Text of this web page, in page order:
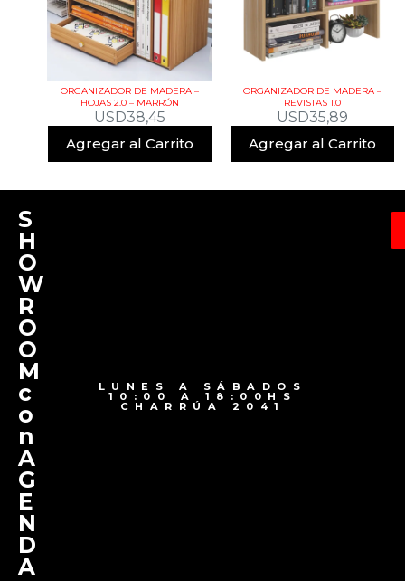
ORGANIZADOR DE MADERA –
HOJAS 2.0 – MARRÓN
USD38,45
Agregar al Carrito
ORGANIZADOR DE MADERA –
REVISTAS 1.0
USD35,89
Agregar al Carrito
S
H
O
W
R
O
O
M
c
o
n
A
G
E
N
D
A
LUNES A SÁBADOS
10:00 A 18:00HS
CHARRÚA 2041